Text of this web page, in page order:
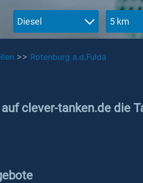
Diesel 5 km
>> Rotenburg a.d.Fulda
auf clever-tanken.de die